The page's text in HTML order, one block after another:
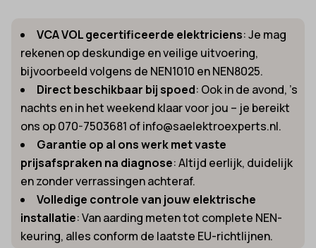
VCA VOL gecertificeerde elektriciens: Je mag
rekenen op deskundige en veilige uitvoering,
bijvoorbeeld volgens de NEN1010 en NEN8025.
Direct beschikbaar bij spoed: Ook in de avond, ’s
nachts en in het weekend klaar voor jou – je bereikt
ons op 070-7503681 of info@saelektroexperts.nl.
Garantie op al ons werk met vaste
prijsafspraken na diagnose: Altijd eerlijk, duidelijk
en zonder verrassingen achteraf.
Volledige controle van jouw elektrische
installatie: Van aarding meten tot complete NEN-
keuring, alles conform de laatste EU-richtlijnen.